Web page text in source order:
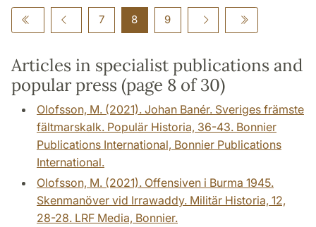
7 8 9
Articles in specialist publications and
popular press (page 8 of 30)
Olofsson, M. (2021). Johan Banér. Sveriges främste
fältmarskalk. Populär Historia, 36-43. Bonnier
Publications International, Bonnier Publications
International.
Olofsson, M. (2021). Offensiven i Burma 1945.
Skenmanöver vid Irrawaddy. Militär Historia, 12,
28-28. LRF Media, Bonnier.